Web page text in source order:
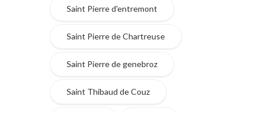
Saint Pierre d'entremont
Saint Pierre de Chartreuse
Saint Pierre de genebroz
Saint Thibaud de Couz